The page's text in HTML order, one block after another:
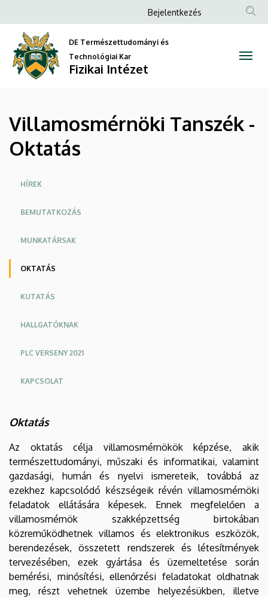
Villamosmérnöki
Tanszék
Oktatás
Fizikai
Intézet
a
tartalomra
Anonim
fiók
menüje
Bejelentkezés
DE Természettudományi és
Technológiai Kar
Fizikai Intézet
Villamosmérnöki Tanszék -
Oktatás
Oldalmenü
HÍREK
BEMUTATKOZÁS
MUNKATÁRSAK
OKTATÁS
KUTATÁS
HALLGATÓKNAK
PLC VERSENY 2021
KAPCSOLAT
Oktatás
Az oktatás célja villamosmérnökök képzése, akik
természettudományi, műszaki és informatikai, valamint
gazdasági, humán és nyelvi ismereteik, továbbá az
ezekhez kapcsolódó készségeik révén villamosmérnöki
feladatok ellátására képesek. Ennek megfelelően a
villamosmérnök szakképzettség birtokában
közreműködhetnek villamos és elektronikus eszközök,
berendezések, összetett rendszerek és létesítmények
tervezésében, ezek gyártása és üzemeltetése során
bemérési, minősítési, ellenőrzési feladatokat oldhatnak
meg, részt vehetnek üzembe helyezésükben, illetve